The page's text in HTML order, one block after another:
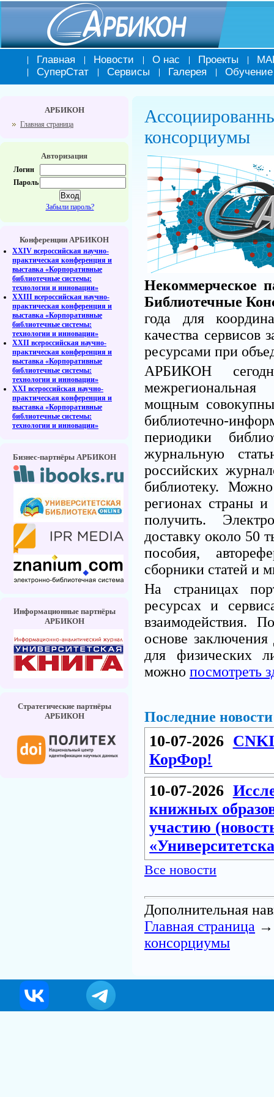
Главная Новости О нас Проекты
СуперСтат
Сервисы Галерея Обучение
АРБИКОН
Главная страница
Авторизация
Логин
Пароль
Забыли пароль?
Конференции АРБИКОН
XXIV всероссийская научно-
практическая конференция и
выставка «Корпоративные
библиотечные системы:
технологии и инновации»
XXIII всероссийская научно-
практическая конференция и
выставка «Корпоративные
библиотечные системы:
технологии и инновации»
XXII всероссийская научно-
практическая конференция и
выставка «Корпоративные
библиотечные системы:
технологии и инновации»
XXI всероссийская научно-
практическая конференция и
выставка «Корпоративные
библиотечные системы:
технологии и инновации»
Бизнес-партнёры АРБИКОН
Информационные партнёры
АРБИКОН
Стратегические партнёры
АРБИКОН
консорциумы
Некоммерческое
Библиотечные
года для
качества сервисов
ресурсами при
АРБИКОН
мощным
библиотечно-
периодики
журнальную
российских
библиотеку.
регионах страны
получить.
доставку около 50
пособия,
сборники статей и
На страницах
ресурсах и
взаимодействия.
основе
для физических
можно посмотреть
Последние новости
10-07-2026
КорФор!
10-07-2026
книжных
участию
Все новости
Дополнительная
Главная страница
консорциумы